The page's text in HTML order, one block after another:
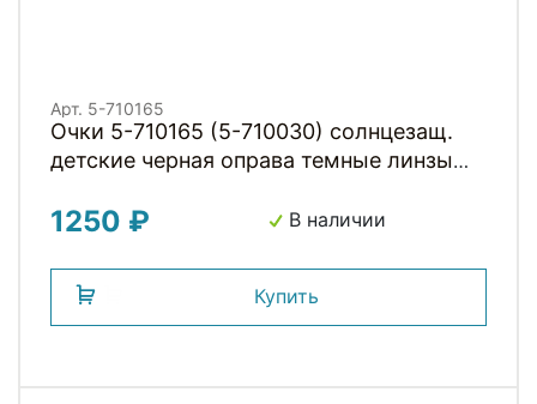
Арт. 5-710165
Очки 5-710165 (5-710030) солнцезащ.
детские черная оправа темные линзы
1250 ₽ В наличии
Купить